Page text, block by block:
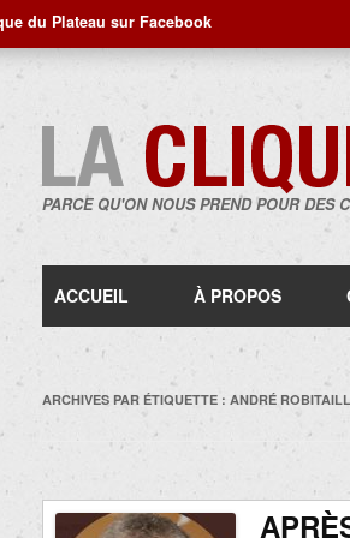
du Plateau sur Facebook
PARCE QU'ON NOUS PREND POUR DES
ACCUEIL À PROPOS
ARCHIVES PAR ÉTIQUETTE : ANDRÉ